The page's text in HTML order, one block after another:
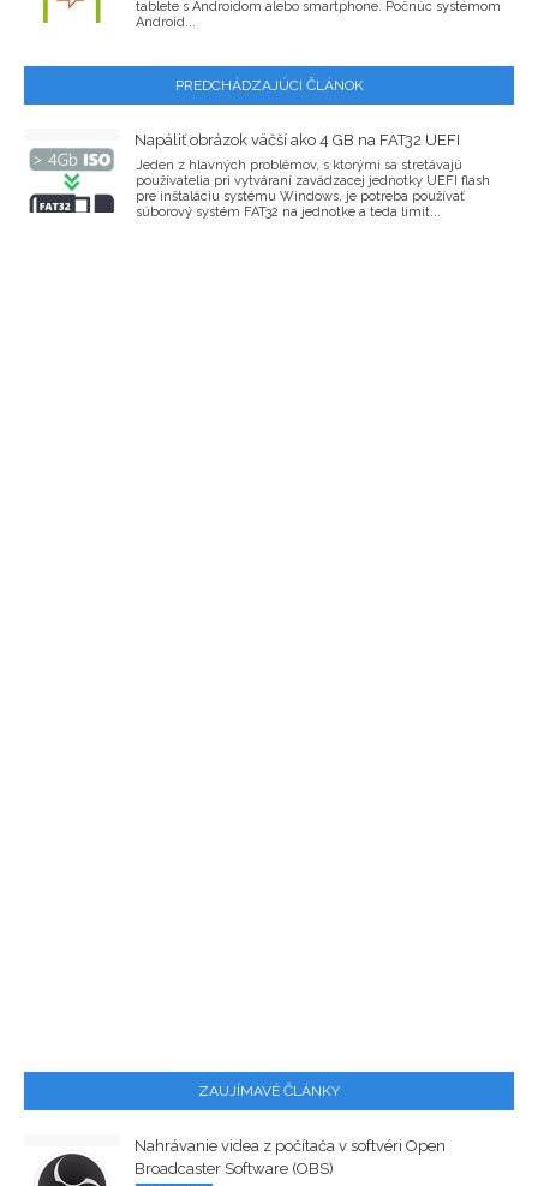
tablete s Androidom alebo smartphone. Počnúc systémom
Android...
PREDCHÁDZAJÚCI ČLÁNOK
Napáliť obrázok väčší ako 4 GB na FAT32 UEFI
Jeden z hlavných problémov, s ktorými sa stretávajú
používatelia pri vytváraní zavádzacej jednotky UEFI flash
pre inštaláciu systému Windows, je potreba používať
súborový systém FAT32 na jednotke a teda limit...
ZAUJÍMAVÉ ČLÁNKY
Nahrávanie videa z počítača v softvéri Open
Broadcaster Software (OBS)